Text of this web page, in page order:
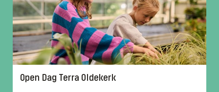
Open Dag Terra Oldekerk